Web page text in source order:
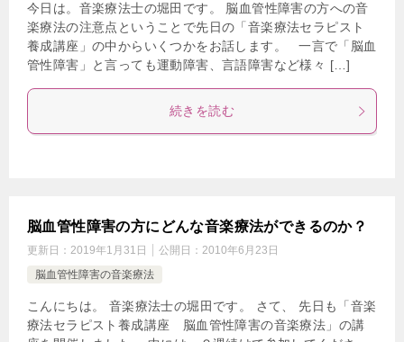
今日は。音楽療法士の堀田です。 脳血管性障害の方への音
楽療法の注意点ということで先日の「音楽療法セラピスト
養成講座」の中からいくつかをお話します。 一言で「脳血
管性障害」と言っても運動障害、言語障害など様々 […]
続きを読む
脳血管性障害の方にどんな音楽療法ができるのか？
更新日： 2019年1月31日 公開日： 2010年6月23日
脳血管性障害の音楽療法
こんにちは。 音楽療法士の堀田です。 さて、 先日も「音楽
療法セラピスト養成講座 脳血管性障害の音楽療法」の講